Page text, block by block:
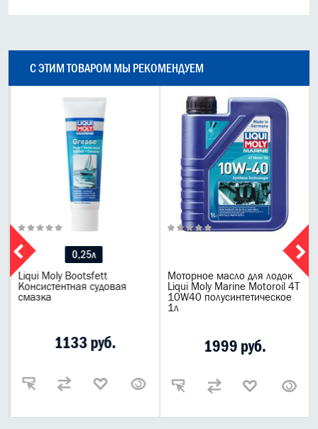
С ЭТИМ ТОВАРОМ МЫ РЕКОМЕНДУЕМ
0,25л
Liqui Moly Bootsfett
Консистентная судовая
смазка
1133 руб.
Моторное масло для лодок
Liqui Moly Marine Motoroil 4T
10W40 полусинтетическое
1л
1999 руб.